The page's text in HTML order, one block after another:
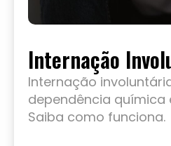
Internação
Internação
dependência química
Saiba como funciona.